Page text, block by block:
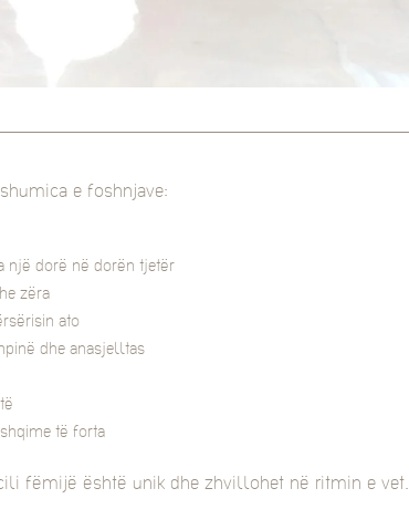
e foshnjave:
një dorë në dorën tjetër
zëra
ato
dhe anasjelltas
të forta
fëmijë është unik dhe zhvillohet në ritmin e vet.